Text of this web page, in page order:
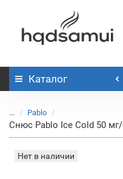
Каталог
... Pablo
Снюс Pablo Ice Cold 50
Нет в наличии